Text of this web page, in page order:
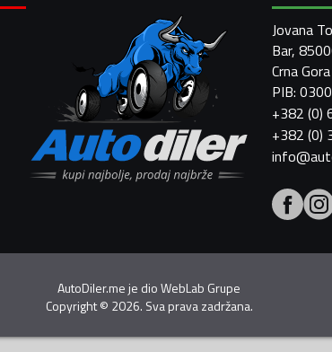
Jovana
Bar,
Crna Gora
PIB:
+382 (0)
+382 (0)
AutoDiler.me je dioWebLab Grupe
Copyright© 2026. Sva prava zadržana.